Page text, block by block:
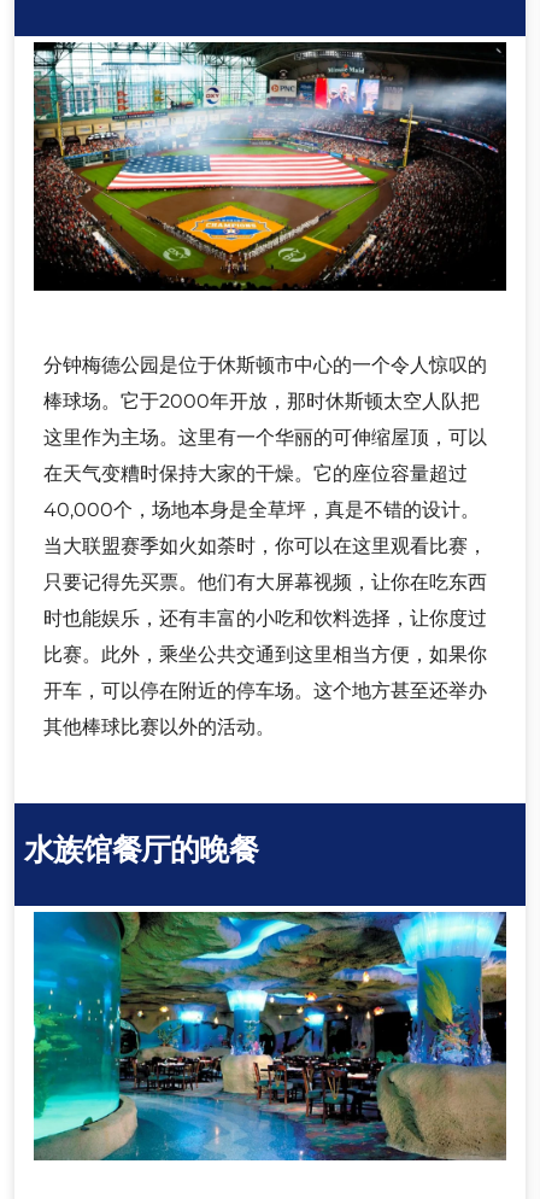
分钟梅德公园是位于休斯顿市中心的一个令人惊叹的
棒球场。它于2000年开放，那时休斯顿太空人队把
这里作为主场。这里有一个华丽的可伸缩屋顶，可以
在天气变糟时保持大家的干燥。它的座位容量超过
40,000个，场地本身是全草坪，真是不错的设计。
当大联盟赛季如火如荼时，你可以在这里观看比赛，
只要记得先买票。他们有大屏幕视频，让你在吃东西
时也能娱乐，还有丰富的小吃和饮料选择，让你度过
比赛。此外，乘坐公共交通到这里相当方便，如果你
开车，可以停在附近的停车场。这个地方甚至还举办
其他棒球比赛以外的活动。
水族馆餐厅的晚餐